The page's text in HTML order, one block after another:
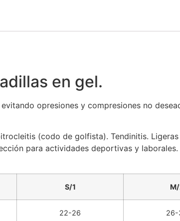
en gel.
opresiones y compresiones no
(codo de golfista). Tendinitis.
para actividades deportivas y laborales.
S/1
22-26 26-